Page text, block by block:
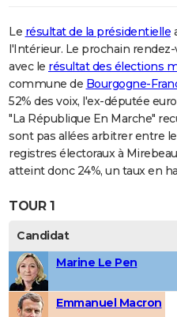
Le résultat de la présidentielle
l'Intérieur. Le prochain
avec le résultat des élections
commune de Bourgogne-
52% des voix, l'ex-députée
"La République En Marche"
sont pas allées arbitrer entre
registres électoraux à
atteint donc 24%, un taux en
TOUR 1
Candidat
Marine Le Pen
Emmanuel Macron